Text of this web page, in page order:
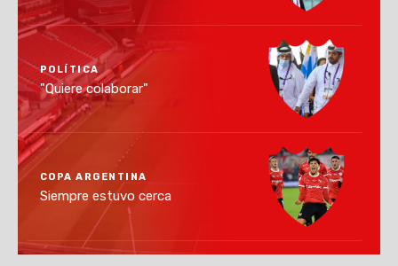
POLÍTICA
"Quiere colaborar"
COPA ARGENTINA
Siempre estuvo cerca